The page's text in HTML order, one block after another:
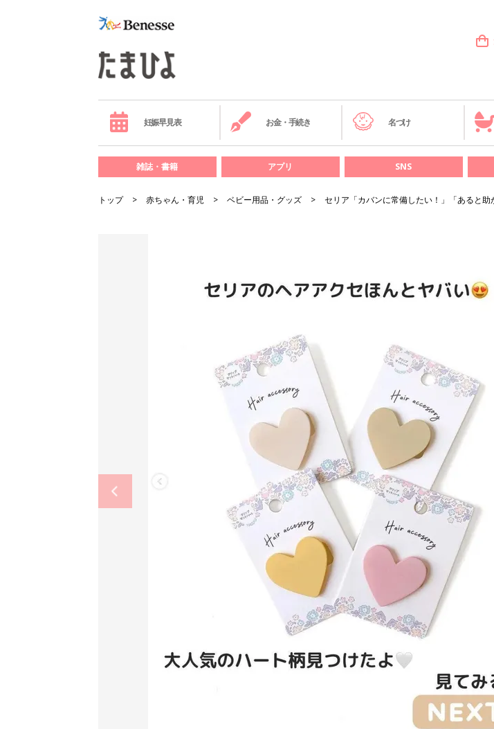
妊娠早見表 お金・手続き 名づけ
雑誌・書籍 アプリ SNS
トップ 赤ちゃん・育児 ベビー用品・グッズ セリア「カバンに常備したい！」「あると